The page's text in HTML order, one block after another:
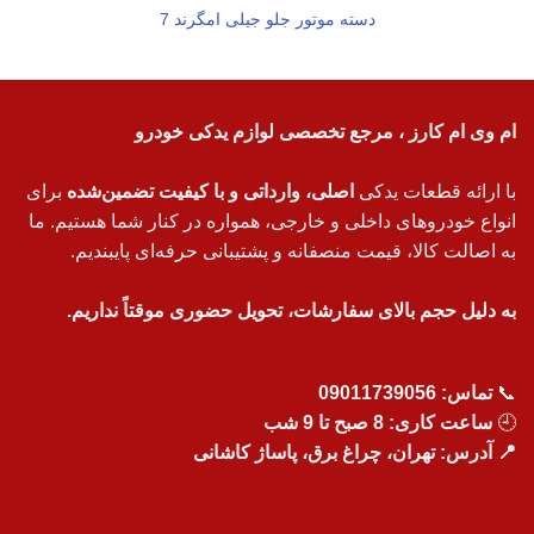
دسته موتور جلو جیلی امگرند 7
ام وی ام کارز ، مرجع تخصصی لوازم یدکی خودرو
با ارائه قطعات یدکی اصلی، وارداتی و با کیفیت تضمین‌شده برای
انواع خودروهای داخلی و خارجی، همواره در کنار شما هستیم. ما
به اصالت کالا، قیمت منصفانه و پشتیبانی حرفه‌ای پایبندیم.
به دلیل حجم بالای سفارشات، تحویل حضوری موقتاً نداریم.
📞تماس: 09011739056
🕘 ساعت کاری: 8 صبح تا 9 شب
📍 آدرس: تهران، چراغ برق، پاساژ کاشانی